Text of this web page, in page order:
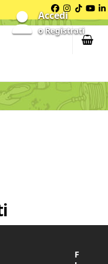
Facebook
Instagram
Tiktok
Accedi
o Registrati
F